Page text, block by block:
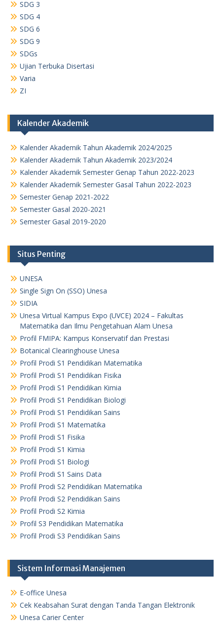
SDG 3
SDG 4
SDG 6
SDG 9
SDGs
Ujian Terbuka Disertasi
Varia
ZI
Kalender Akademik
Kalender Akademik Tahun Akademik 2024/2025
Kalender Akademik Tahun Akademik 2023/2024
Kalender Akademik Semester Genap Tahun 2022-2023
Kalender Akademik Semester Gasal Tahun 2022-2023
Semester Genap 2021-2022
Semester Gasal 2020-2021
Semester Gasal 2019-2020
Situs Penting
UNESA
Single Sign On (SSO) Unesa
SIDIA
Unesa Virtual Kampus Expo (UVCE) 2024 – Fakultas
Matematika dan Ilmu Pengetahuan Alam Unesa
Profil FMIPA: Kampus Konservatif dan Prestasi
Botanical Clearinghouse Unesa
Profil Prodi S1 Pendidikan Matematika
Profil Prodi S1 Pendidikan Fisika
Profil Prodi S1 Pendidikan Kimia
Profil Prodi S1 Pendidikan Biologi
Profil Prodi S1 Pendidikan Sains
Profil Prodi S1 Matematika
Profil Prodi S1 Fisika
Profil Prodi S1 Kimia
Profil Prodi S1 Biologi
Profil Prodi S1 Sains Data
Profil Prodi S2 Pendidikan Matematika
Profil Prodi S2 Pendidikan Sains
Profil Prodi S2 Kimia
Profil S3 Pendidikan Matematika
Profil Prodi S3 Pendidikan Sains
Sistem Informasi Manajemen
E-office Unesa
Cek Keabsahan Surat dengan Tanda Tangan Elektronik
Unesa Carier Center